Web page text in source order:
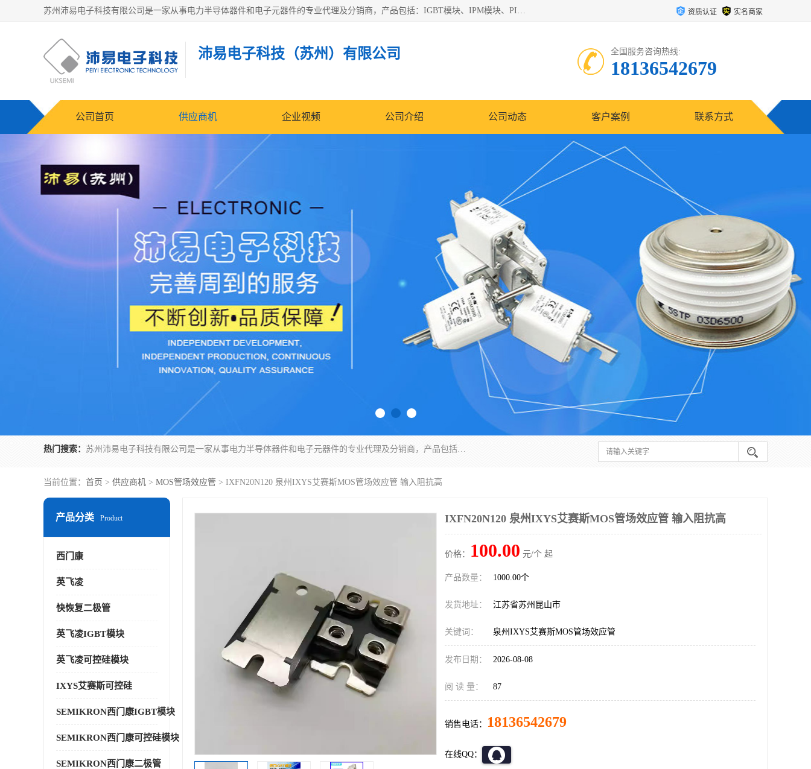
苏州沛易电子科技有限公司是一家从事电力半导体器件和电子元器件的专业代理及分销商，产品包括：IGBT模块、IPM模块、PIM模块、二极管、三极管、可控硅、整流桥、IGBT单管、IGBT电路驱动板、GTR达林顿模块、快恢复二极管、肖特基二极管、熔断器、IC集成电路、快速熔断器等。 资质认证 实名商家
沛易电子科技（苏州）有限公司 全国服务咨询热线:
18136542679
公司首页 供应商机 企业视频 公司介绍 公司动态 客户案例 联系方式
热门搜索： 苏州沛易电子科技有限公司是一家从事电力半导体器件和电子元器件的专业代理及分销商，产品包括：IGBT模块、IPM模块、PIM模块、二极管、三极管、可控硅、整流桥、IGBT单管、IGBT电路驱动板、GTR达林顿模块、快恢复二极管、肖特基二极管、熔断器、IC集成电路、快速熔断器等。
当前位置： 首页 > 供应商机 > MOS管场效应管 > IXFN20N120 泉州IXYS艾赛斯MOS管场效应管 输入阻抗高
产品分类 Product
西门康
英飞凌
快恢复二极管
英飞凌IGBT模块
英飞凌可控硅模块
IXYS艾赛斯可控硅
SEMIKRON西门康IGBT模块
SEMIKRON西门康可控硅模块
SEMIKRON西门康二极管
IXFN20N120 泉州IXYS艾赛斯MOS管场效应管 输入阻抗高
价格： 100.00 元/个 起
产品数量： 1000.00个
发货地址： 江苏省苏州昆山市
关键词： 泉州IXYS艾赛斯MOS管场效应管
发布日期： 2026-08-08
阅 读 量： 87
销售电话： 18136542679
在线QQ：